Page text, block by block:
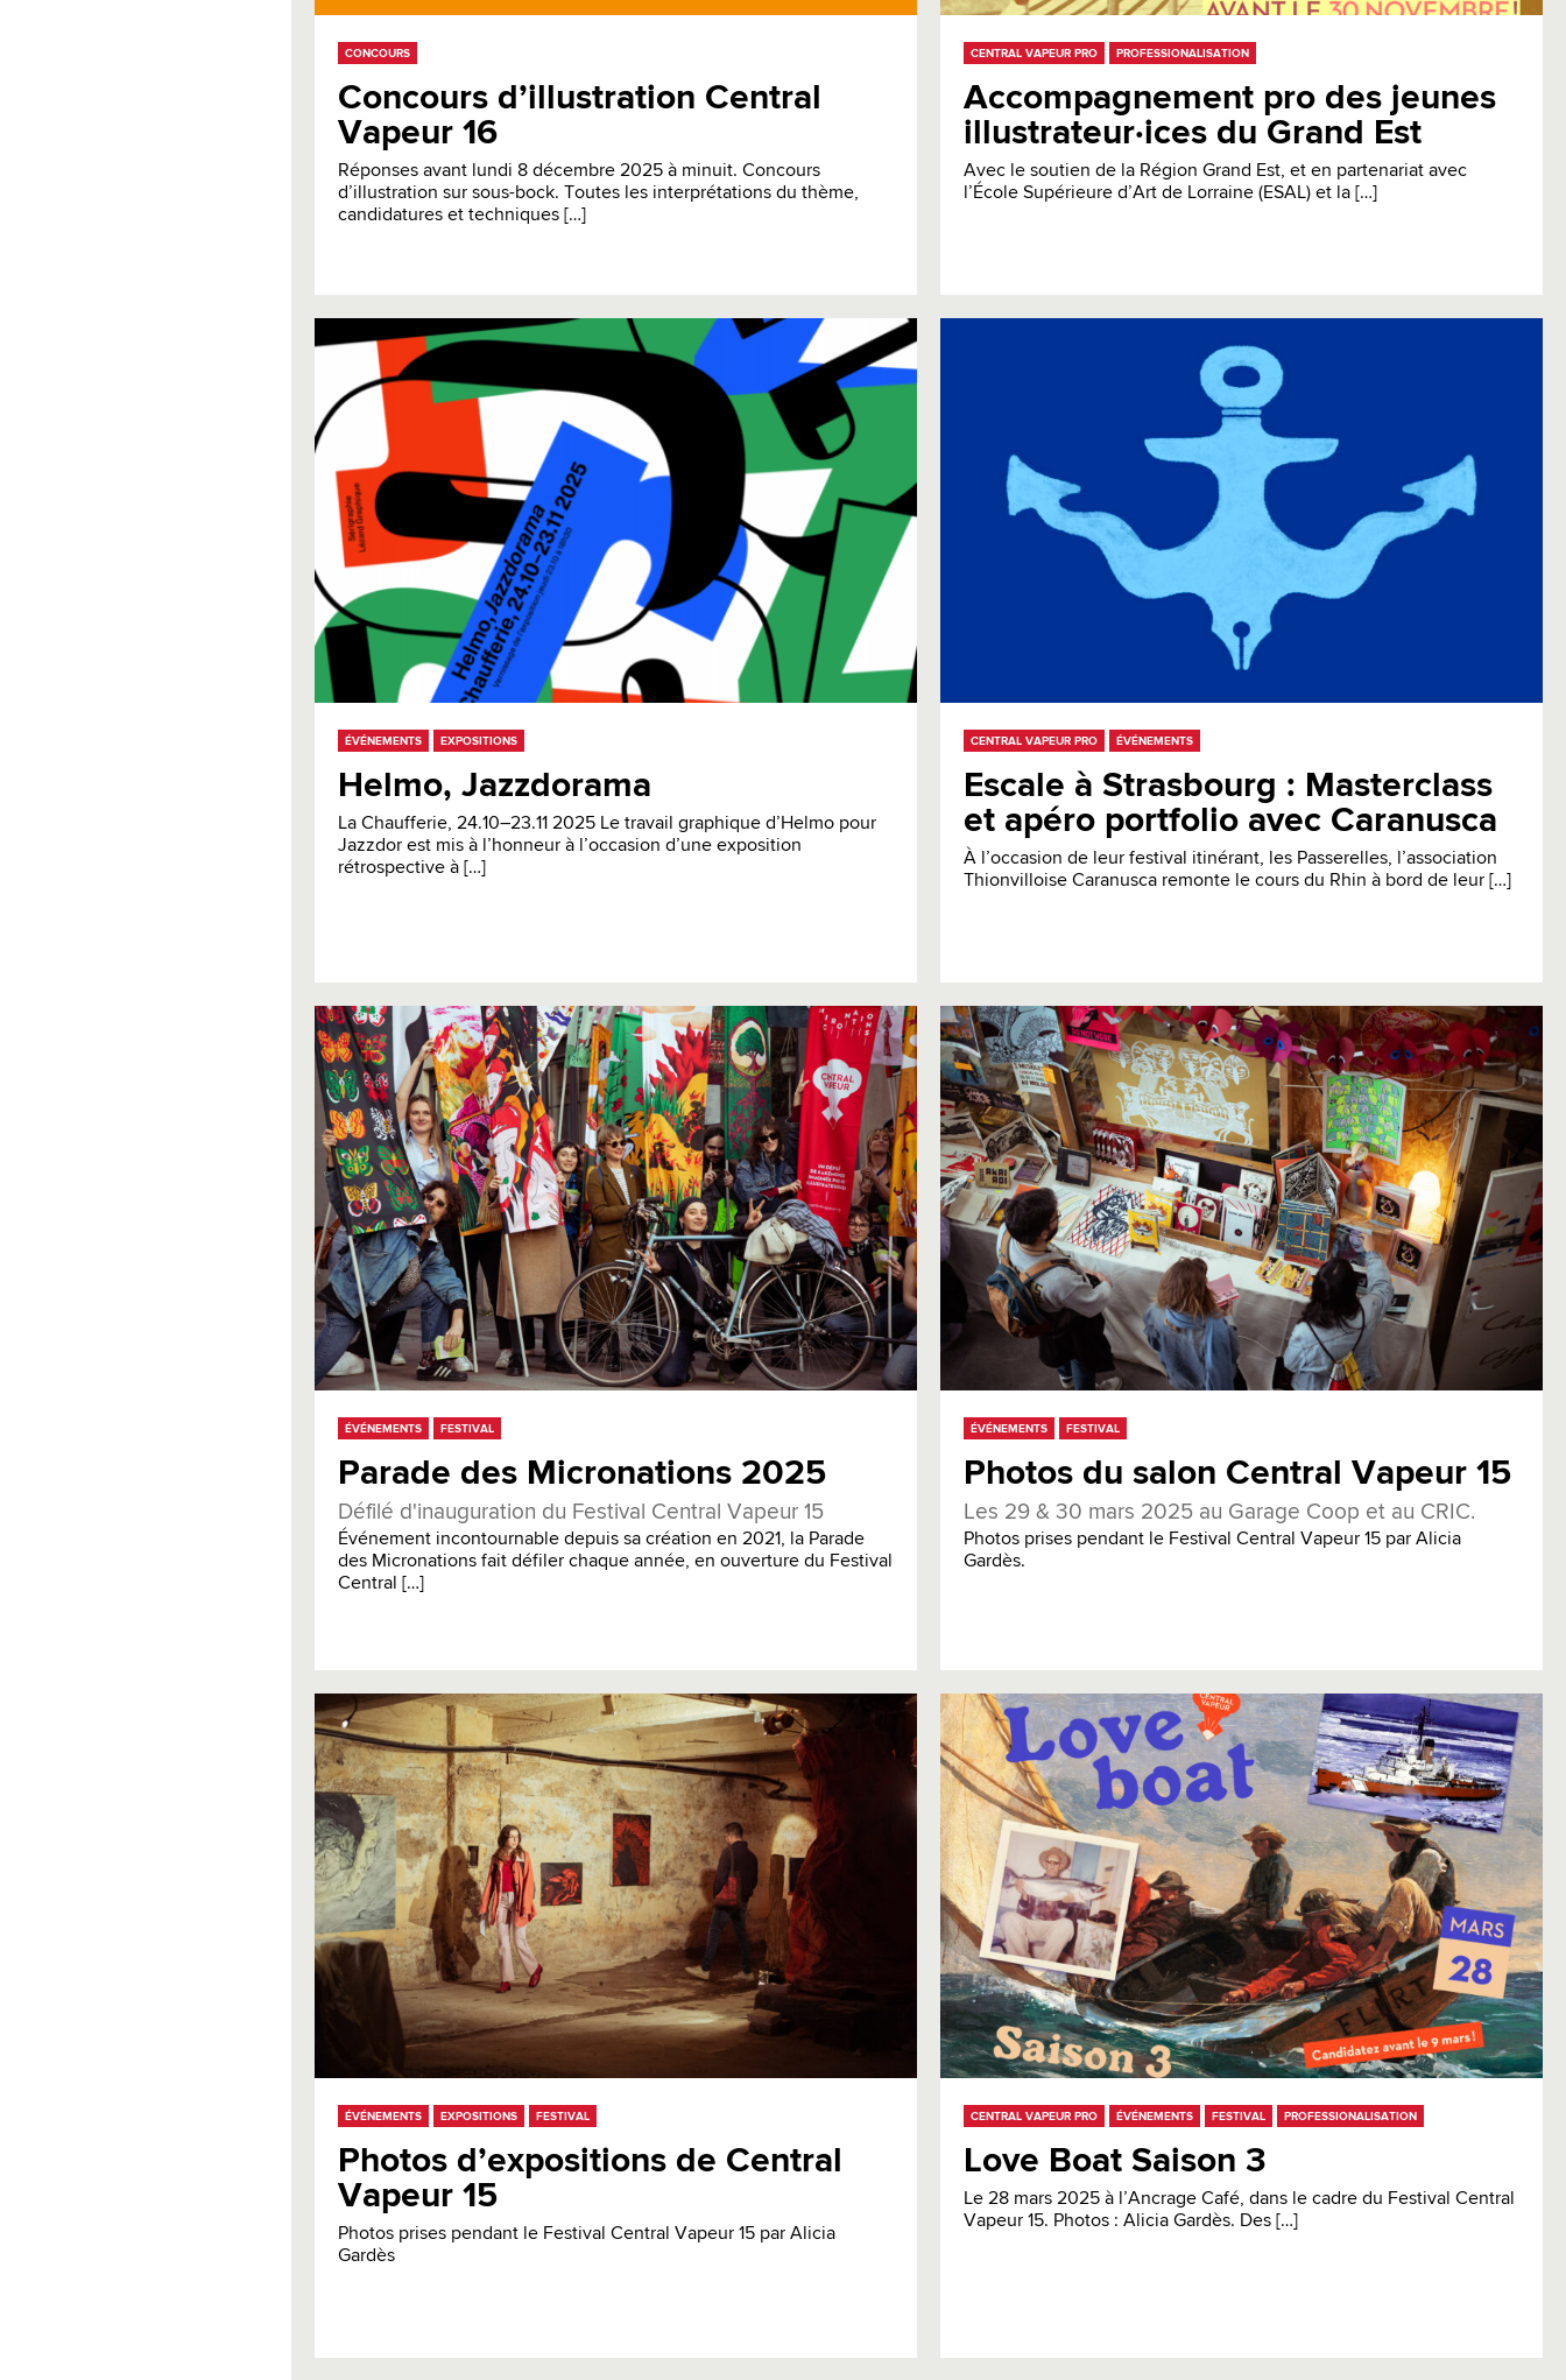
CONCOURS
Concours d’illustration Central
Vapeur 16
Réponses avant lundi 8 décembre 2025 à minuit. Concours
d’illustration sur sous-bock. Toutes les interprétations du thème,
candidatures et techniques […]
CENTRAL VAPEUR PRO PROFESSIONALISATION
Accompagnement pro des jeunes
illustrateur·ices du Grand Est
Avec le soutien de la Région Grand Est, et en partenariat avec
l’École Supérieure d’Art de Lorraine (ESAL) et la […]
ÉVÉNEMENTS EXPOSITIONS
Helmo, Jazzdorama
La Chaufferie, 24.10–23.11 2025 Le travail graphique d’Helmo pour
Jazzdor est mis à l’honneur à l’occasion d’une exposition
rétrospective à […]
CENTRAL VAPEUR PRO ÉVÉNEMENTS
Escale à Strasbourg : Masterclass
et apéro portfolio avec Caranusca
À l’occasion de leur festival itinérant, les Passerelles, l’association
Thionvilloise Caranusca remonte le cours du Rhin à bord de leur […]
ÉVÉNEMENTS FESTIVAL
Parade des Micronations 2025
Défilé d'inauguration du Festival Central Vapeur 15
Événement incontournable depuis sa création en 2021, la Parade
des Micronations fait défiler chaque année, en ouverture du Festival
Central […]
ÉVÉNEMENTS FESTIVAL
Photos du salon Central Vapeur 15
Les 29 & 30 mars 2025 au Garage Coop et au CRIC.
Photos prises pendant le Festival Central Vapeur 15 par Alicia
Gardès.
ÉVÉNEMENTS EXPOSITIONS FESTIVAL
Photos d’expositions de Central
Vapeur 15
Photos prises pendant le Festival Central Vapeur 15 par Alicia
Gardès
CENTRAL VAPEUR PRO ÉVÉNEMENTS FESTIVAL PROFESSIONALISATION
Love Boat Saison 3
Le 28 mars 2025 à l’Ancrage Café, dans le cadre du Festival Central
Vapeur 15. Photos : Alicia Gardès. Des […]